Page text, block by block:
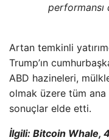
performansı
Artan temkinli
Trump’ın
ABD hazineleri,
olmak üzere tüm
sonuçlar elde etti.
İlgili: Bitcoin Whale,